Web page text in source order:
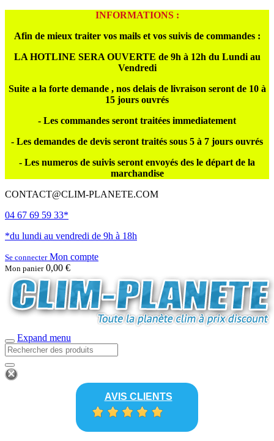
INFORMATIONS :
Afin de mieux traiter vos mails et vos suivis de commandes :
LA HOTLINE SERA OUVERTE de 9h à 12h du Lundi au
Vendredi
Suite a la forte demande , nos delais de livraison seront de 10 à
15 jours ouvrés
- Les commandes seront traitées immediatement
- Les demandes de devis seront traités sous 5 à 7 jours ouvrés
- Les numeros de suivis seront envoyés des le départ de la
marchandise
CONTACT@CLIM-PLANETE.COM
04 67 69 59 33*
*du lundi au vendredi de 9h à 18h
Se connecterMon compte
Mon panier 0,00 €
Expand menu
AVIS CLIENTS